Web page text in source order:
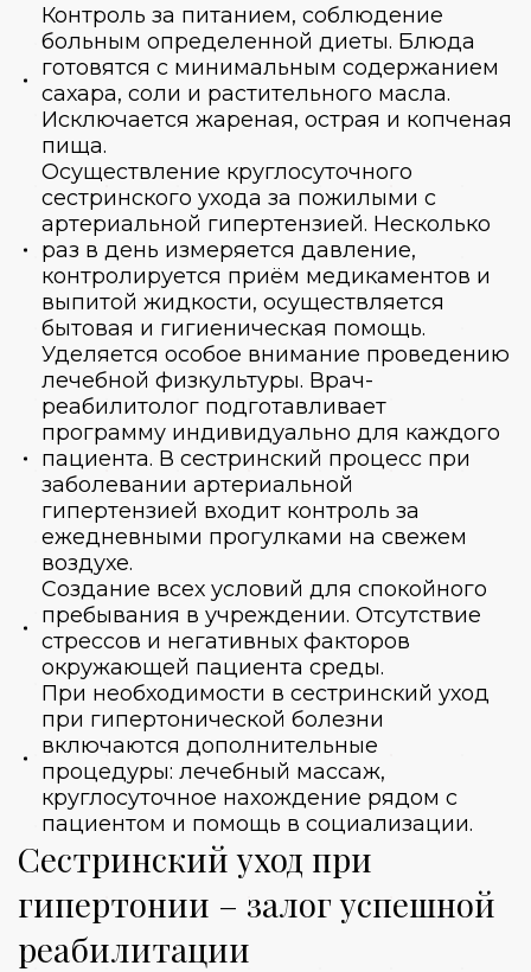
Контроль за питанием, соблюдение
больным определенной диеты. Блюда
готовятся с минимальным содержанием
сахара, соли и растительного масла.
Исключается жареная, острая и копченая
пища.
Осуществление круглосуточного
сестринского ухода за пожилыми с
артериальной гипертензией. Несколько
раз в день измеряется давление,
контролируется приём медикаментов и
выпитой жидкости, осуществляется
бытовая и гигиеническая помощь.
Уделяется особое внимание проведению
лечебной физкультуры. Врач-
реабилитолог подготавливает
программу индивидуально для каждого
пациента. В сестринский процесс при
заболевании артериальной
гипертензией входит контроль за
ежедневными прогулками на свежем
воздухе.
Создание всех условий для спокойного
пребывания в учреждении. Отсутствие
стрессов и негативных факторов
окружающей пациента среды.
При необходимости в сестринский уход
при гипертонической болезни
включаются дополнительные
процедуры: лечебный массаж,
круглосуточное нахождение рядом с
пациентом и помощь в социализации.
Сестринский уход при
гипертонии – залог успешной
реабилитации